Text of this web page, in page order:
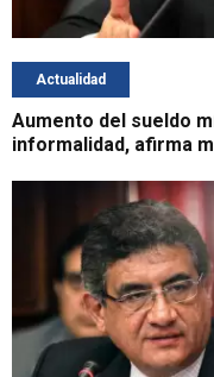
Actualidad
Aumento del sueldo
informalidad, afirma